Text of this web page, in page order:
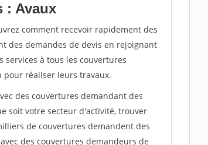
: Avaux
comment recevoir rapidement des
des demandes de devis en rejoignant
services à tous les couvertures
réaliser leurs travaux.
des couvertures demandant des
soit votre secteur d'activité, trouver
de couvertures demandent des
des couvertures demandeurs de